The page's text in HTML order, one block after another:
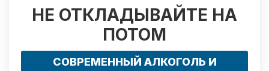
НЕ ОТКЛАДЫВАЙТЕ НА
ПОТОМ
СОВРЕМЕННЫЙ АЛКОГОЛЬ И